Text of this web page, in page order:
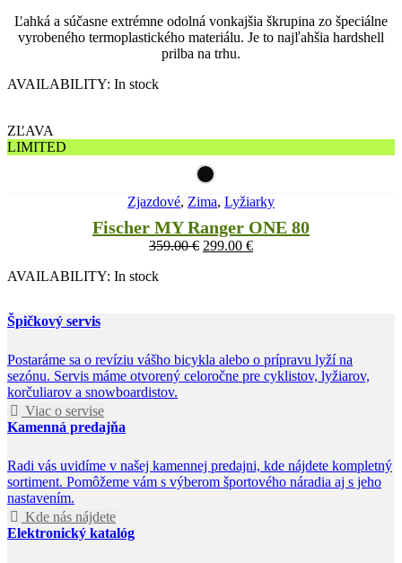
Ľahká a súčasne extrémne odolná vonkajšia škrupina zo špeciálne
vyrobeného termoplastického materiálu. Je to najľahšia hardshell
prilba na trhu.
AVAILABILITY: In stock
ZĽAVA
LIMITED
Zjazdové, Zima, Lyžiarky
Fischer MY Ranger ONE 80
359.00€ 299.00 €
AVAILABILITY: In stock
Špičkový servis
Postaráme sa o revíziu vášho bicykla alebo o prípravu lyží na
sezónu. Servis máme otvorený celoročne pre cyklistov, lyžiarov,
korčuliarov a snowboardistov.
Viac o servise
Kamenná predajňa
Radi vás uvidíme v našej kamennej predajni, kde nájdete kompletný
sortiment. Pomôžeme vám s výberom športového náradia aj s jeho
nastavením.
Kde nás nájdete
Elektronický katalóg